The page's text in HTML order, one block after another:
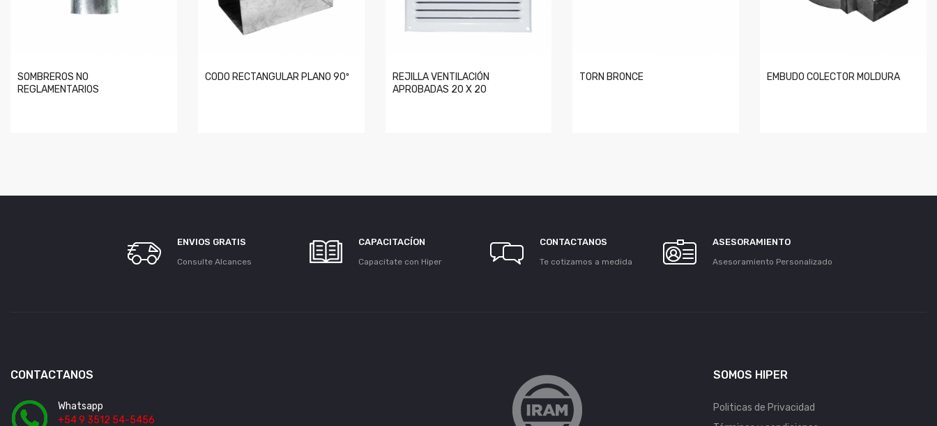
SOMBREROS NO
REGLAMENTARIOS
CODO RECTANGULAR PLANO 90º
REJILLA VENTILACIÓN
APROBADAS 20 X 20
TORN BRONCE EMBUDO COLECTOR MOLDURA
ENVIOS GRATIS
Consulte Alcances
CAPACITACÍON
Capacitate con Hiper
CONTACTANOS
Te cotizamos a medida
ASESORAMIENTO
Asesoramiento Personalizado
CONTACTANOS
Whatsapp
+54 9 3512 54-5456
SOMOS HIPER
Politicas de Privacidad